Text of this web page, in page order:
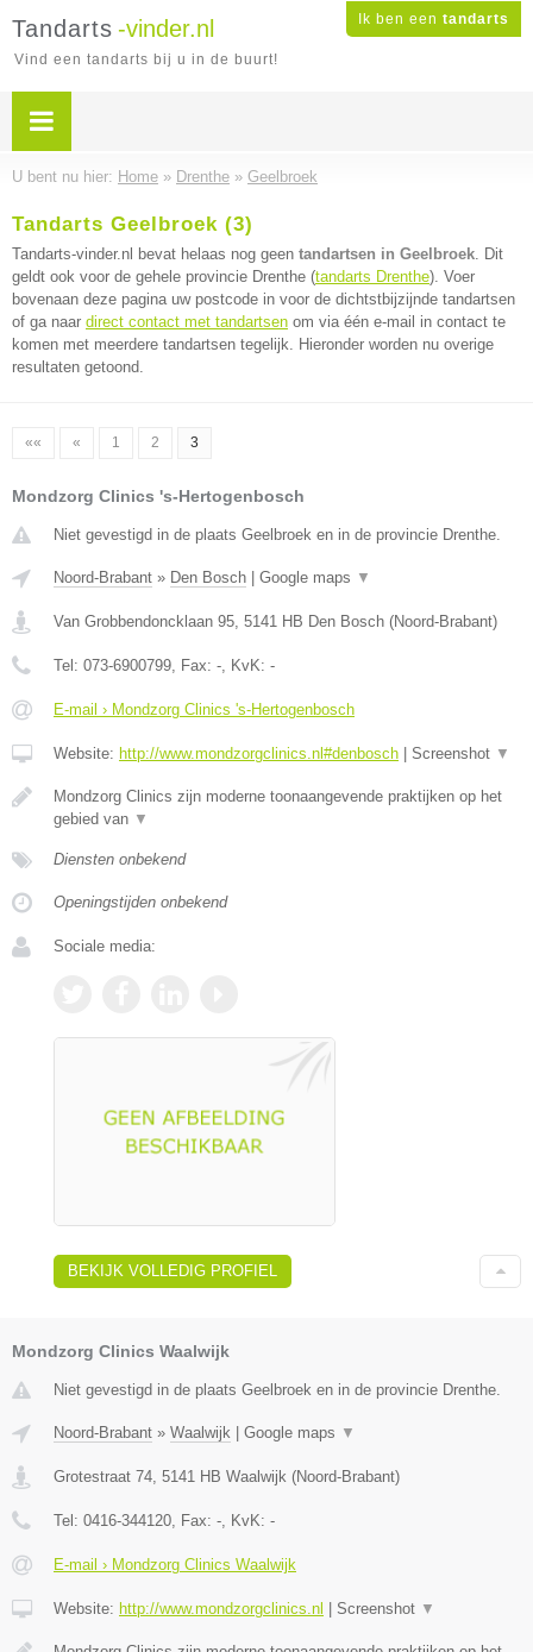
Ik ben een tandarts
Tandarts -vinder.nl
Vind een tandarts bij u in de buurt!
U bent nu hier: Home » Drenthe » Geelbroek
Tandarts Geelbroek (3)
Tandarts-vinder.nl bevat helaas nog geen tandartsen in Geelbroek. Dit
geldt ook voor de gehele provincie Drenthe (tandarts Drenthe). Voer
bovenaan deze pagina uw postcode in voor de dichtstbijzijnde tandartsen
of ga naar direct contact met tandartsen om via één e-mail in contact te
komen met meerdere tandartsen tegelijk. Hieronder worden nu overige
resultaten getoond.
«« « 1 2 3
Mondzorg Clinics 's-Hertogenbosch
Niet gevestigd in de plaats Geelbroek en in de provincie Drenthe.
Noord-Brabant » Den Bosch Google maps ▼
Van Grobbendoncklaan 95, 5141 HB Den Bosch (Noord-Brabant)
Tel: 073-6900799, Fax: -, KvK: -
E-mail › Mondzorg Clinics 's-Hertogenbosch
Website: http://www.mondzorgclinics.nl#denbosch Screenshot ▼
Mondzorg Clinics zijn moderne toonaangevende praktijken op het
gebied van ▼
Diensten onbekend
Openingstijden onbekend
Sociale media:
BEKIJK VOLLEDIG PROFIEL
Mondzorg Clinics Waalwijk
Niet gevestigd in de plaats Geelbroek en in de provincie Drenthe.
Noord-Brabant » Waalwijk | Google maps ▼
Grotestraat 74 5141 HB Waalwijk (Noord-Brabant)
Tel: 0416-344120 , Fax: - , KvK: -
E-mail › Mondzorg Clinics Waalwijk
Website: http://www.mondzorgclinics.nl | Screenshot ▼